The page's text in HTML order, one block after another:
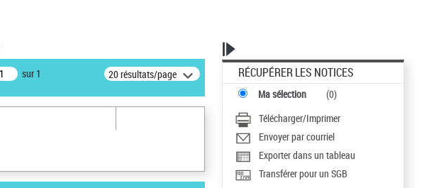
sur 1 20 résultats/page RÉCUPÉRER LES NOTICES
Ma sélection (0)
Télécharger/Imprimer
Envoyer par courriel
Exporter dans un tableau
Transférer pour un SGB